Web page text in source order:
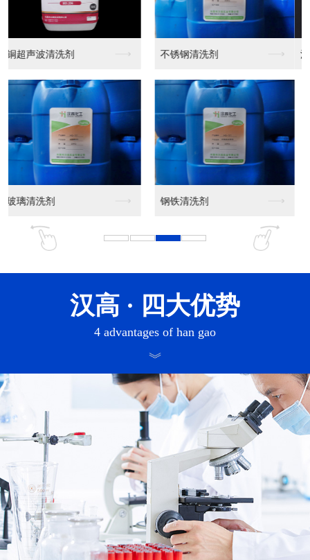
油性金刚石研磨膏MX... 油性金刚石研磨膏MX...
汉高· 四大优势
4 advantages of han gao
01 公司优势
环保工业清洗剂实力厂家
自主研发生产金属表面处理材料，汇集国内金属表面处理领域高素
质的专业人才，不断引进国外金属表面精细化工领域的新技术。